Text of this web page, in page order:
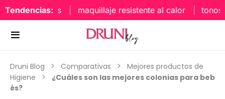
Tendencias:
labios maquillaje resistente al calor tonos
Druni Blog Comparativas
Mejores productos de
Higiene
¿Cuáles son las mejores colonias para beb
és?